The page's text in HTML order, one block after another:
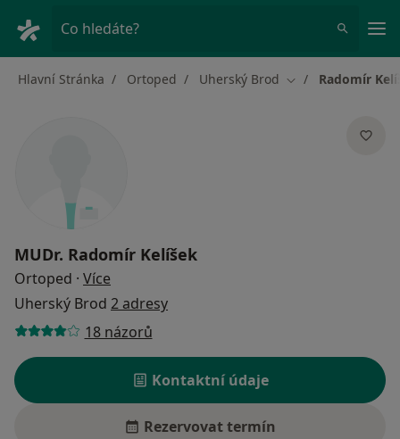
Co hledáte?
Hlavní Stránka Ortoped Uherský Brod Změna města
Radomír
MUDr. Radomír Kelíšek
Ortoped · Více
Uherský Brod 2 adresy
18 názorů
Kontaktní údaje
Rezervovat termín